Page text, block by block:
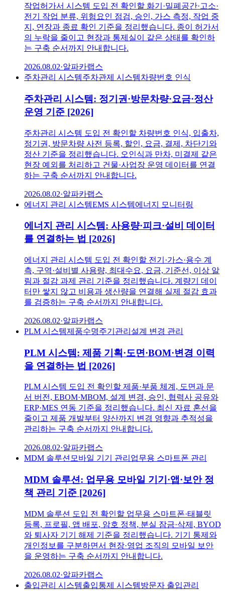
작업허가서 시스템 도입 전 확인할 화기·밀폐공간·고소·
전기 작업 분류, 위험요인 점검, 승인, 가스 측정, 작업 중
지, 연장과 종료 확인 기준을 정리했습니다. 종이 허가서
의 누락을 줄이고 현장과 통제실이 같은 상태를 확인하
는 구축 순서까지 안내합니다.
2026.08.02·알파카랩스
주차관리 시스템주차관제 시스템차량번호 인식
주차관리 시스템: 정기권·방문차량·요금·정산
운영 기준 [2026]
주차관리 시스템 도입 전 확인할 차량번호 인식, 입출차,
정기권, 방문차량 사전 등록, 할인, 요금, 결제, 차단기와
정산 기준을 정리했습니다. 오인식과 만차, 미결제 같은
현장 예외를 처리하고 건물·사업장 운영 데이터를 연결
하는 구축 순서까지 안내합니다.
2026.08.02·알파카랩스
에너지 관리 시스템EMS 시스템에너지 모니터링
에너지 관리 시스템: 사용량·피크·설비 데이터
를 연결하는 법 [2026]
에너지 관리 시스템 도입 전 확인할 전기·가스·용수 계
측, 구역·설비별 사용량, 최대수요, 요금, 기준선, 이상 알
림과 절감 과제 관리 기준을 정리했습니다. 계량기 데이
터만 쌓지 않고 비용과 생산량을 연결해 실제 절감 효과
를 검증하는 구축 순서까지 안내합니다.
2026.08.02·알파카랩스
PLM 시스템제품수명주기관리 설계 변경 관리
PLM 시스템: 제품 기획·도면·BOM·변경 이력
을 연결하는 법 [2026]
PLM 시스템 도입 전 확인할 제품·부품 체계, 도면과 문
서 버전, EBOM·MBOM, 설계 변경, 승인, 협력사 공유와
ERP·MES 연동 기준을 정리했습니다. 최신 자료 혼선을
줄이고 제품 개발부터 양산까지 변경 영향과 추적성을
관리하는 구축 순서까지 안내합니다.
2026.08.02·알파카랩스
MDM 솔루션모바일 기기 관리 업무용 스마트폰 관리
MDM 솔루션: 업무용 모바일 기기·앱·보안 정
책 관리 기준 [2026]
MDM 솔루션 도입 전 확인할 업무용 스마트폰·태블릿
등록, 프로필, 앱 배포, 암호 정책, 분실 잠금·삭제, BYOD
와 퇴사자 기기 해제 기준을 정리했습니다. 기기 통제와
개인정보를 구분하면서 현장·영업 조직의 모바일 보안
을 운영하는 구축 순서까지 안내합니다.
2026.08.02·알파카랩스
출입관리 시스템출입통제 시스템방문자 출입관리